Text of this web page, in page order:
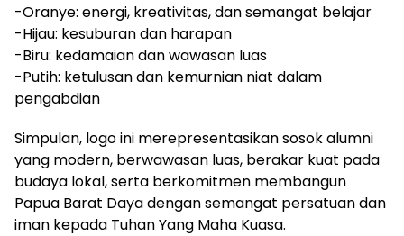
-Oranye: energi, kreativitas, dan semangat belajar
-Hijau: kesuburan dan harapan
-Biru: kedamaian dan wawasan luas
-Putih: ketulusan dan kemurnian niat dalam
pengabdian
Simpulan, logo ini merepresentasikan sosok alumni
yang modern, berwawasan luas, berakar kuat pada
budaya lokal, serta berkomitmen membangun
Papua Barat Daya dengan semangat persatuan dan
iman kepada Tuhan Yang Maha Kuasa.